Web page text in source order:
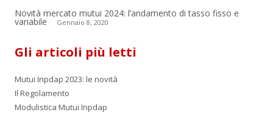
Novità mercato mutui 2024: l’andamento di tasso fisso e
variabile Gennaio 8, 2020
Gli articoli più letti
Mutui Inpdap 2023: le novità
Il Regolamento
Modulistica Mutui Inpdap